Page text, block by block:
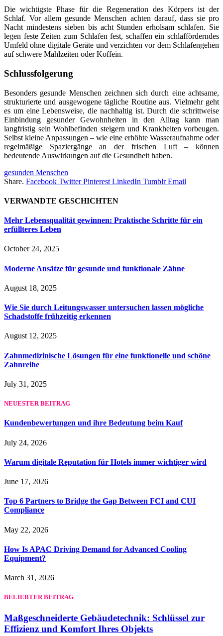
Die wichtigste Phase für die Regeneration des Körpers ist der
Schlaf. Vor allem gesunde Menschen achten darauf, dass sie pro
Nacht mindestens sieben bis acht Stunden erholsam schlafen. Sie
legen feste Zeiten zum Schlafen fest, schaffen ein schlafförderndes
Umfeld ohne digitale Geräte und verzichten vor dem Schlafengehen
auf schwere Mahlzeiten oder Koffein.
Schlussfolgerung
Besonders gesunde Menschen zeichnen sich durch eine achtsame,
strukturierte und ausgewogene tägliche Routine aus. Vielmehr geht
es um eine Lebensweise, die nachhaltig ist. Durch die schrittweise
Einbindung gesunder Gewohnheiten in den Alltag kann man
langfristig sein Wohlbefinden steigern und Krankheiten vorbeugen.
Selbst kleine Anpassungen – wie eine erhöhte Wasseraufnahme oder
regelmäßige Spaziergänge an der frischen Luft – können
bedeutende Auswirkungen auf die Gesundheit haben.
gesunden Menschen
Share. Facebook Twitter Pinterest LinkedIn Tumblr Email
VERWANDTE GESCHICHTEN
Mehr Lebensqualität gewinnen: Praktische Schritte für ein
erfüllteres Leben
October 24, 2025
Moderne Ansätze für gesunde und funktionale Zähne
August 18, 2025
Wie Sie durch Leitungswasser untersuchen lassen mögliche
Schadstoffe frühzeitig erkennen
August 12, 2025
Zahnmedizinische Lösungen für eine funktionelle und schöne
Zahnreihe
July 31, 2025
NEUESTER BEITRAG
Kundenbewertungen und ihre Bedeutung beim Kauf
July 24, 2026
Warum digitale Reputation für Hotels immer wichtiger wird
June 17, 2026
Top 6 Partners to Bridge the Gap Between FCI and CUI
Compliance
May 22, 2026
How Is APAC Driving Demand for Advanced Cooling
Equipment?
March 31, 2026
BELIEBTER BEITRAG
Maßgeschneiderte Gebäudetechnik: Schlüssel zur
Effizienz und Komfort Ihres Objekts